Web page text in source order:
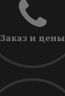
Заказ и цены